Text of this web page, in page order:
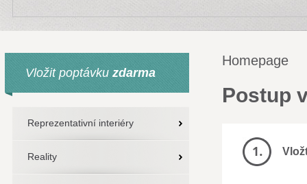
Vložit poptávku zdarma
Reprezentativní interiéry
Reality
Homepage
Postup